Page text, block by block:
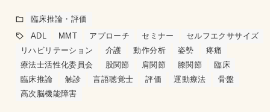
臨床推論・評価
ADL
MMT アプローチ セミナー
セルフエクササイズ
リハビリテーション
介護 動作分析 姿勢
疼痛
療法士活性化委員会
股関節 肩関節 膝関節
臨床
臨床推論
触診 言語聴覚士 評価 運動療法
骨盤
高次脳機能障害